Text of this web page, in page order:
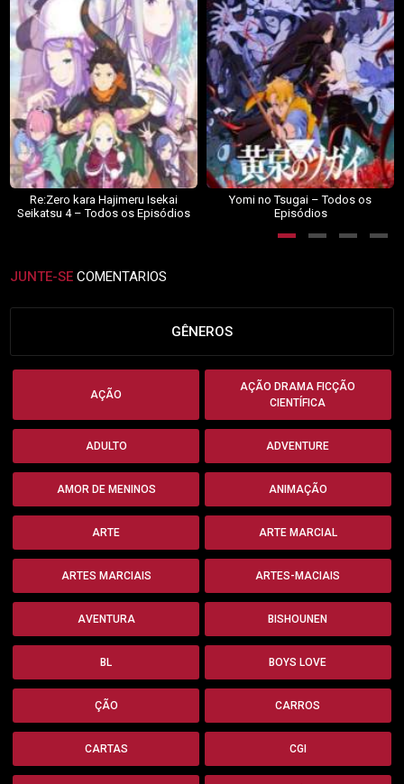
Re:Zero kara Hajimeru Isekai
Seikatsu 4 – Todos os Episódios
Yomi no Tsugai – Todos os
Episódios
JUNTE-SE COMENTARIOS
GÊNEROS
AÇÃO
AÇÃO DRAMA FICÇÃO
CIENTÍFICA
ADULTO ADVENTURE
AMOR DE MENINOS ANIMAÇÃO
ARTE ARTE MARCIAL
ARTES MARCIAIS ARTES-MACIAIS
AVENTURA BISHOUNEN
BL BOYS LOVE
ÇÃO CARROS
CARTAS CGI